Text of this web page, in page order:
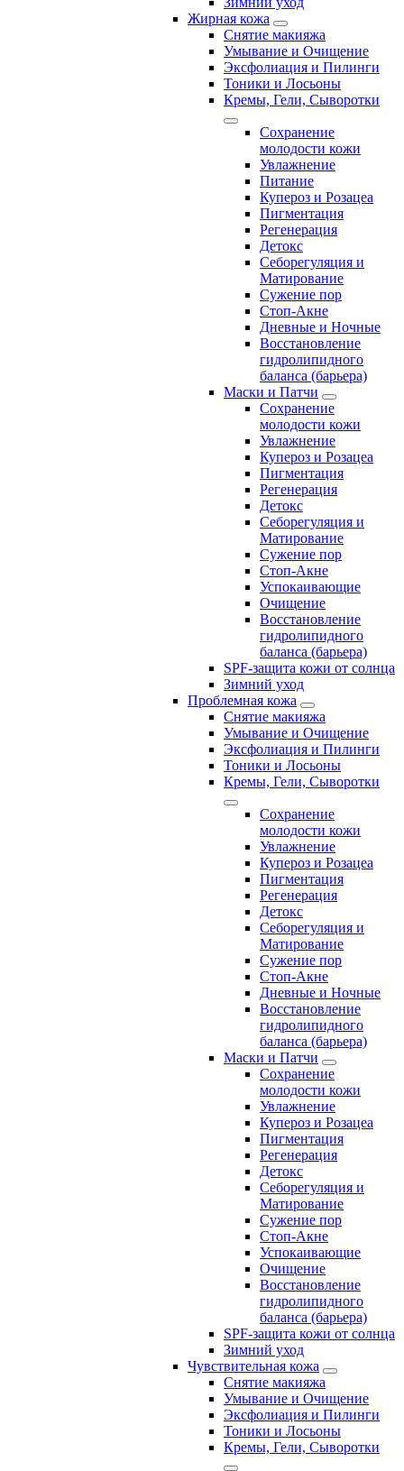
Жирная кожа
Снятие макияжа
Умывание и Очищение
Эксфолиация и Пилинги
Тоники и Лосьоны
Кремы, Гели, Сыворотки
Сохранение
молодости кожи
Увлажнение
Питание
Купероз и Розацеа
Пигментация
Регенерация
Детокс
Себорегуляция и
Матирование
Сужение пор
Стоп-Акне
Дневные и Ночные
Восстановление
гидролипидного
баланса (барьера)
Маски и Патчи
Сохранение
молодости кожи
Увлажнение
Купероз и Розацеа
Пигментация
Регенерация
Детокс
Себорегуляция и
Матирование
Сужение пор
Стоп-Акне
Успокаивающие
Очищение
Восстановление
гидролипидного
баланса (барьера)
SPF-защита кожи от солнца
Зимний уход
Проблемная кожа
Снятие макияжа
Умывание и Очищение
Эксфолиация и Пилинги
Тоники и Лосьоны
Кремы, Гели, Сыворотки
Сохранение
молодости кожи
Увлажнение
Купероз и Розацеа
Пигментация
Регенерация
Детокс
Себорегуляция и
Матирование
Сужение пор
Стоп-Акне
Дневные и Ночные
Восстановление
гидролипидного
баланса (барьера)
Маски и Патчи
Сохранение
молодости кожи
Увлажнение
Купероз и Розацеа
Пигментация
Регенерация
Детокс
Себорегуляция и
Матирование
Сужение пор
Стоп-Акне
Успокаивающие
Очищение
Восстановление
гидролипидного
баланса (барьера)
SPF-защита кожи от солнца
Зимний уход
Чувствительная кожа
Снятие макияжа
Умывание и Очищение
Эксфолиация и Пилинги
Тоники и Лосьоны
Кремы, Гели, Сыворотки